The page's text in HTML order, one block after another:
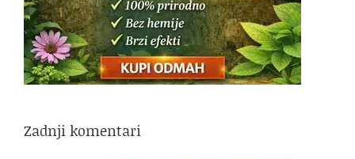
Zadnji komentari